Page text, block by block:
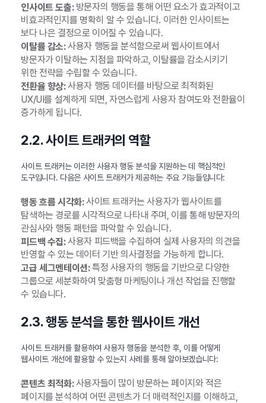
인사이트 도출:방문자의 행동을 통해 어떤 요소가 효과적이고
비효과적인지를 명확히 알 수 있습니다. 이러한 인사이트는
보다 나은 결정으로 이어질 수 있습니다.
이탈률 감소:사용자 행동을 분석함으로써 웹사이트에서
방문자가 이탈하는 지점을 파악하고, 이탈률을 감소시키기
위한 전략을 수립할 수 있습니다.
전환율 향상:사용자 행동 데이터를 바탕으로 최적화된
UX/UI를 설계하게 되면, 자연스럽게 사용자 참여도와 전환율이
증가하게 됩니다.
2.2. 사이트 트래커의 역할
사이트 트래커는 이러한 사용자 행동 분석을 지원하는 데 핵심적인
도구입니다. 다음은 사이트 트래커가 제공하는 주요 기능들입니다:
행동 흐름 시각화:사이트 트래커는 사용자가 웹사이트를
탐색하는 경로를 시각적으로 나타내 주며, 이를 통해 방문자의
관심사와 행동 패턴을 파악할 수 있습니다.
피드백 수집:사용자 피드백을 수집하여 실제 사용자의 의견을
반영할 수 있는 데이터 기반 의사결정을 가능하게 합니다.
고급 세그멘테이션:특정 사용자의 행동을 기반으로 다양한
그룹으로 세분화하여 맞춤형 마케팅이나 개선 작업을 진행할
수 있습니다.
2.3. 행동 분석을 통한 웹사이트 개선
사이트 트래커를 활용하여 사용자 행동을 분석한 후, 이를 어떻게
웹사이트 개선에 활용할 수 있는지 사례를 통해 알아보겠습니다:
콘텐츠 최적화:사용자들이 많이 방문하는 페이지와 적은
페이지를 분석하여 어떤 콘텐츠가 더 매력적인지를 이해하고,